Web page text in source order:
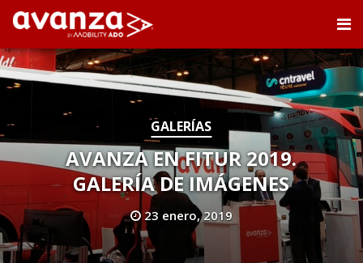
GALERÍAS
AVANZA EN FITUR 2019.
GALERÍA DE IMÁGENES
23 enero, 2019